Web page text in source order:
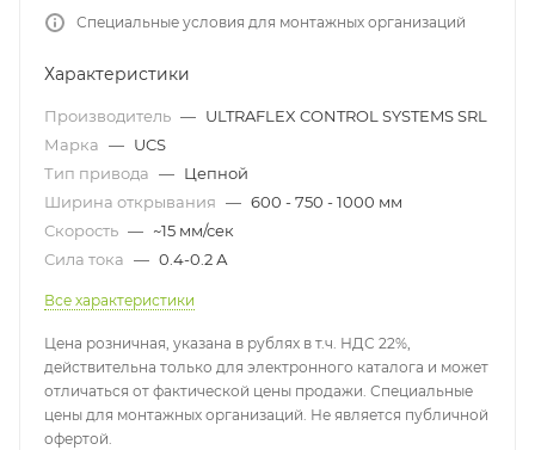
Специальные условия для монтажных организаций
Характеристики
Производитель — ULTRAFLEX CONTROL SYSTEMS SRL
Марка — UCS
Тип привода — Цепной
Ширина открывания — 600 - 750 - 1000 мм
Скорость — ~15 мм/сек
Сила тока — 0.4-0.2 А
Все характеристики
Цена розничная, указана в рублях в т.ч. НДС 22%,
действительна только для электронного каталога и может
отличаться от фактической цены продажи. Специальные
цены для монтажных организаций. Не является публичной
офертой.